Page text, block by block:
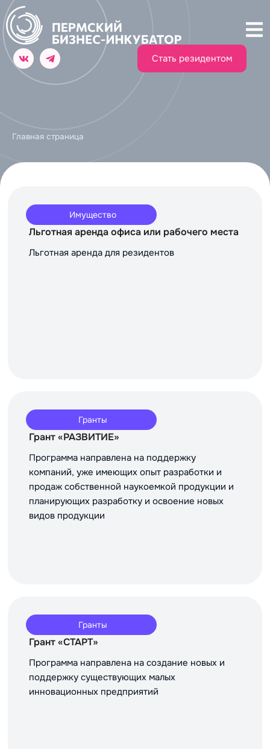
Стать резидентом
Главная страница
Имущество
Льготная аренда офиса или рабочего места
Льготная аренда для резидентов
Гранты
Грант «РАЗВИТИЕ»
Программа направлена на поддержку
компаний, уже имеющих опыт разработки и
продаж собственной наукоемкой продукции и
планирующих разработку и освоение новых
видов продукции
Гранты
Грант «СТАРТ»
Программа направлена на создание новых и
поддержку существующих малых
инновационных предприятий